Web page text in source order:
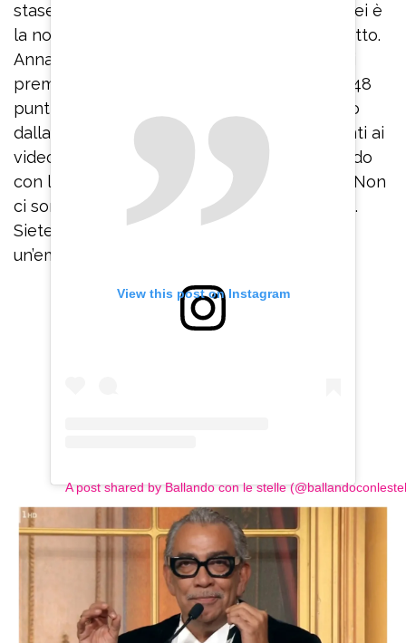
stasera effettivamente…è quello. Ha detto: ‘Lei è
la nostra delizia’”, ha svelato Guillermo Mariotto.
Anna Lou Castoldi e Nikita Perotti sono stati
premiati con tre 10 e due 9 per un totale di 48
punti, ovvero il punteggio più alto assegnato
dalla giuria durante la puntata. Tra i commenti ai
video postati sul profilo Instagram di “Ballando
con le stelle” spicca quello di Asia Argento: “Non
ci sono parole. Solo tutto l’amore del mondo.
Siete stati sublimi. Grazie di averci regalato
un’emozione indescrivibile”.
View this post on Instagram
A post shared by Ballando con le stelle